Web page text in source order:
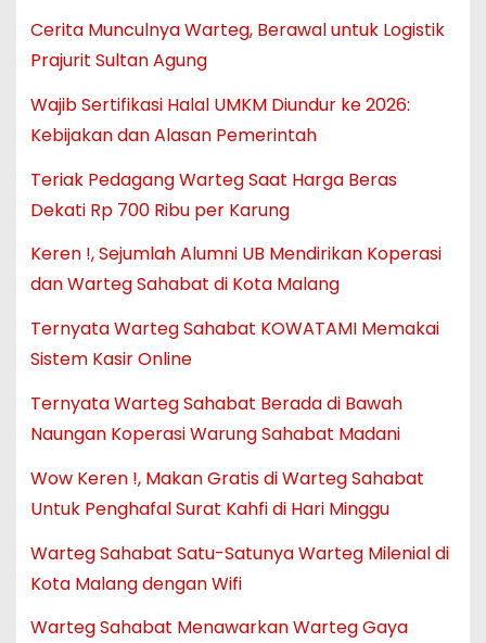
Cerita Munculnya Warteg, Berawal untuk Logistik
Prajurit Sultan Agung
Wajib Sertifikasi Halal UMKM Diundur ke 2026:
Kebijakan dan Alasan Pemerintah
Teriak Pedagang Warteg Saat Harga Beras
Dekati Rp 700 Ribu per Karung
Keren !, Sejumlah Alumni UB Mendirikan Koperasi
dan Warteg Sahabat di Kota Malang
Ternyata Warteg Sahabat KOWATAMI Memakai
Sistem Kasir Online
Ternyata Warteg Sahabat Berada di Bawah
Naungan Koperasi Warung Sahabat Madani
Wow Keren !, Makan Gratis di Warteg Sahabat
Untuk Penghafal Surat Kahfi di Hari Minggu
Warteg Sahabat Satu-Satunya Warteg Milenial di
Kota Malang dengan Wifi
Warteg Sahabat Menawarkan Warteg Gaya